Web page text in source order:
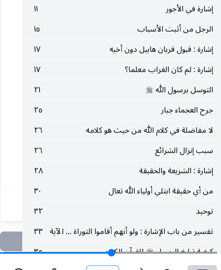
إشارة في الأجور
١١
الرجل من أثبت الأسباب
١٥
إشارة : قبول قربان هابيل دون أخيه
١٧
إشارة : لم كان الغراب معلما؟
١٧
التوسل برسول الله صلى‌الله‌عليه‌وسلم
٢١
جرح العجماء جبار
٢٥
لا مفاضلة في كلام الله من حيث هو كلامه
٢٦
سبب إنزال الشرائع
٢٦
إشارة : الشريعة والحقيقة
٢٨
من أي حقيقة ابتلي أولياء الله تعال
٣٠
توحيد
٣٢
تفسير من باب الإشارة : ولو أنهم أقاموا التوراة ... الآية ٣٣
كيفية تبليغ الرسولصلى‌الله‌عليه‌وسلمللقرآن الكريم
٣٥